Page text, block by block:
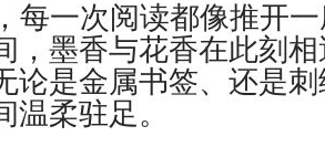
每一次阅读都像推开
，墨香与花香在此刻
论是金属书签、还是
温柔驻足。